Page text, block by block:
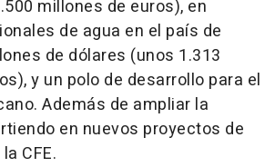
millones de euros), en
de agua en el país de
de dólares (unos 1.313
y un polo de desarrollo para el
Además de ampliar la
en nuevos proyectos de
CFE.